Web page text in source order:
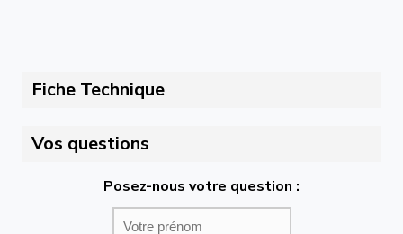
Fiche Technique
Vos questions
Posez-nous votre question :